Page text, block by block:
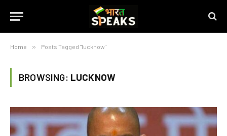
Home » Posts Tagged "lucknow"
BROWSING: LUCKNOW